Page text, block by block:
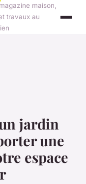
maison,
travaux au
jardin
une
espace